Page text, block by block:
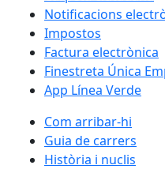
Notificacions
Impostos
Factura electrònica
Finestreta Única
App Línea Verde
Com arribar-hi
Guia de carrers
Història i nuclis